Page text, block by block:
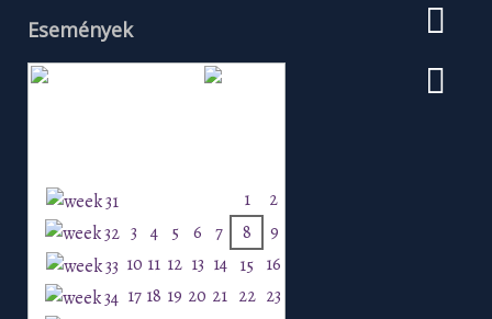
Események
1
2
3 4 5 6 7 8
9
10 11 12 13 14 15 16
17 18 19 20 21 22 23